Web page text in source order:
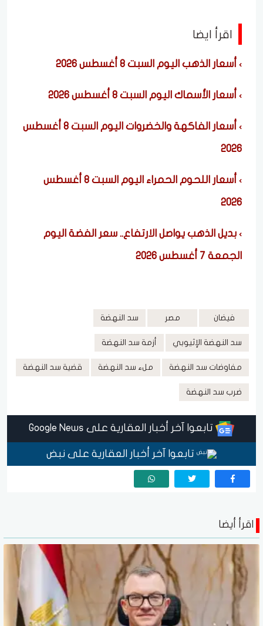
اقرأ ايضا
أسعار الذهب اليوم السبت 8 أغسطس 2026
أسعار الأسماك اليوم السبت 8 أغسطس 2026
أسعار الفاكهة والخضروات اليوم السبت 8 أغسطس
2026
أسعار اللحوم الحمراء اليوم السبت 8 أغسطس
2026
بديل الذهب يواصل الارتفاع.. سعر الفضة اليوم
الجمعة 7 أغسطس 2026
فيضان مصر سد النهضة
سد النهضة الإثيوبي أزمة سد النهضة
مفاوضات سد النهضة ملء سد النهضة قضية سد النهضة
ضرب سد النهضة
تابعوا آخر أخبار العقارية على Google News
تابعوا آخر أخبار العقارية على نبض
اقرأ أيضا